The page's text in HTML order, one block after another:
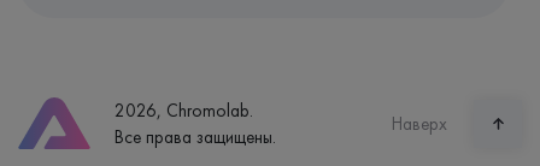
Часы работы
пн-вс: 7:30-15:00
2026, Chromolab.
Все права защищены.
Наверх